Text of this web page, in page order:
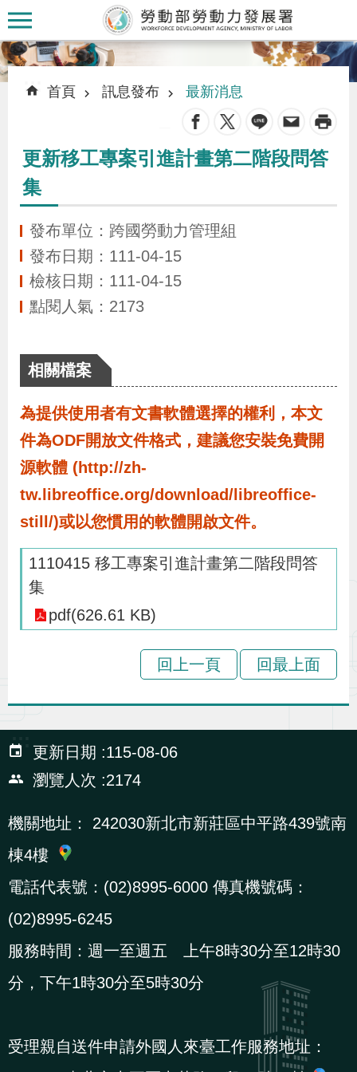
跳到主要內容區塊
認
識
署
訊
息
為
民
服
務
申
辦
宣
專
區
關
連
結
網
站
民
意
文
字
統
計
E
n
回
首
R
S
:::
::: 首頁 訊息發布 最新消息
更新移工專案引進計畫第二階段問答
集
發布單位：跨國勞動力管理組
發布日期：111-04-15
檢核日期：111-04-15
點閱人氣：2173
相關檔案
為提供使用者有文書軟體選擇的權利，本文
件為ODF開放文件格式，建議您安裝免費開
源軟體 (http://zh-
tw.libreoffice.org/download/libreoffice-
still/)或以您慣用的軟體開啟文件。
1110415 移工專案引進計畫第二階段問答
集
pdf(626.61 KB)
回上一頁 回最上面
:::
更新日期
115-08-06
瀏覽人次
2174
機關地址：
242030新北市新莊區中平路439號南
棟4樓
電話代表號：(02)8995-6000 傳真機號碼：
(02)8995-6245
服務時間：週一至週五 上午8時30分至12時30
分，下午1時30分至5時30分
受理親自送件申請外國人來臺工作服務地址：